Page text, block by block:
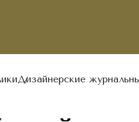
Дизайнерские